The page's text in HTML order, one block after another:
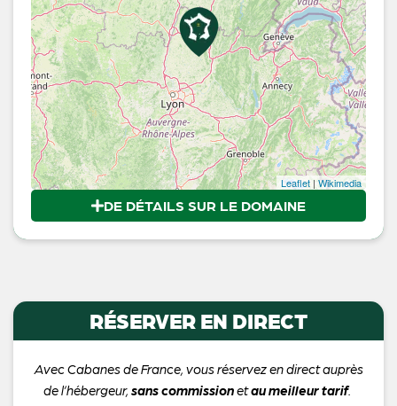
Leaflet | Wikimedia
DE DÉTAILS SUR LE DOMAINE
RÉSERVER EN DIRECT
Avec Cabanes de France, vous réservez en direct auprès
de l’hébergeur, sans commissionetau meilleur tarif.